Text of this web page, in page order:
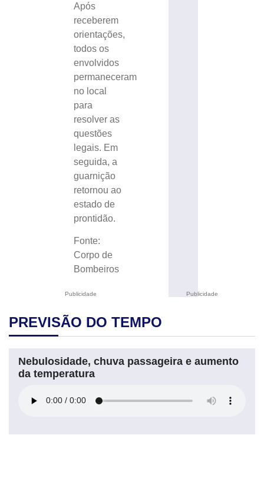
Publicidade
Após
receberem
orientações,
todos os
envolvidos
permaneceram
no local
para
resolver as
questões
legais. Em
seguida, a
guarnição
retornou ao
estado de
prontidão.
Fonte:
Corpo de
Bombeiros
Publicidade
PREVISÃO DO TEMPO
Nebulosidade, chuva passageira e aumento
da temperatura